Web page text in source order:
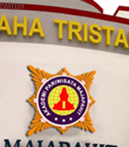
twitter